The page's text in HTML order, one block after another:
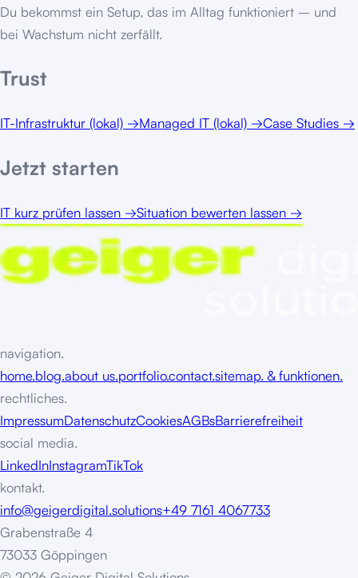
Du bekommst ein Setup, das im Alltag funktioniert – und
bei Wachstum nicht zerfällt.
Trust
IT-Infrastruktur (lokal) →Managed IT (lokal) →Case Studies →
Jetzt starten
IT kurz prüfen lassen →Situation bewerten lassen →
navigation.
home.blog.about us.portfolio.contact.sitemap. & funktionen.
rechtliches.
ImpressumDatenschutzCookiesAGBsBarrierefreiheit
social media.
LinkedInInstagramTikTok
kontakt.
info@geigerdigital.solutions+49 7161 4067733
Grabenstraße 4
73033 Göppingen